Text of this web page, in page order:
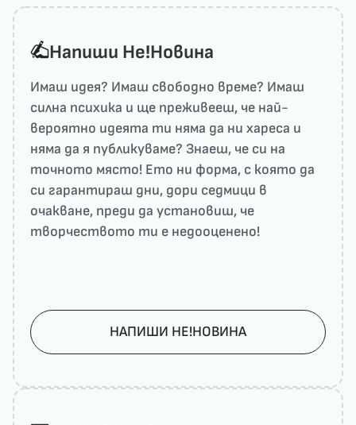
Напиши He!Новина
Имаш идея? Имаш свободно време? Имаш
силна психика и ще преживееш, че най-
вероятно идеята ти няма да ни харесa и
няма да я публикуваме? Знаеш, че си на
точното място! Ето ни форма, с която да
си гарантираш дни, дори седмици в
очакване, преди да установиш, че
творчеството ти е недооценено!
НАПИШИ НЕ!НОВИНА